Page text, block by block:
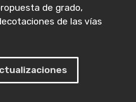
de grado,
de las vías